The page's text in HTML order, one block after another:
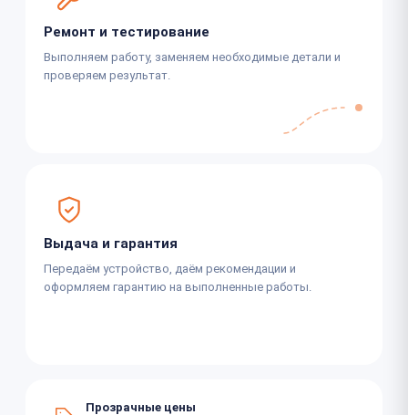
Ремонт и тестирование
Выполняем работу, заменяем необходимые детали и
проверяем результат.
Выдача и гарантия
Передаём устройство, даём рекомендации и
оформляем гарантию на выполненные работы.
Прозрачные цены